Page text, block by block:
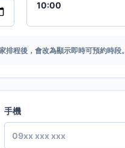
程後，會改為顯示即時可預約時段。
手機